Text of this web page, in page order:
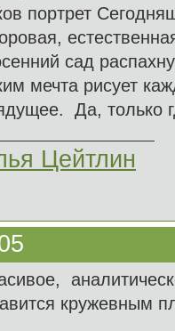
портрет
сад
мечта рисует
Да, только
Цейтлин
кружевным